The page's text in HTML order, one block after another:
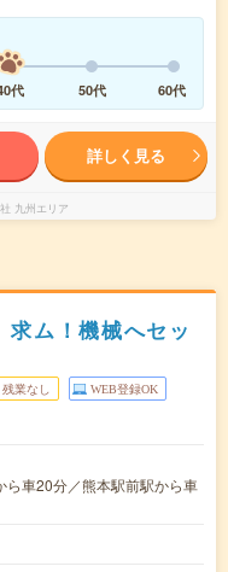
代 50代 60代
詳しく見る
九州エリア
ム！機械へセッ
残業なし WEB登録OK
車20分／熊本駅前駅から車